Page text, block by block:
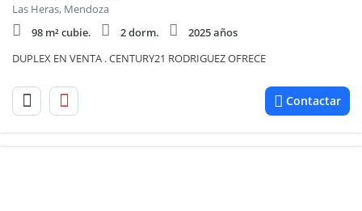
Las Heras, Mendoza
98 m² cubie.
2 dorm.
2025 años
DUPLEX EN VENTA . CENTURY21 RODRIGUEZ OFRECE
Contactar